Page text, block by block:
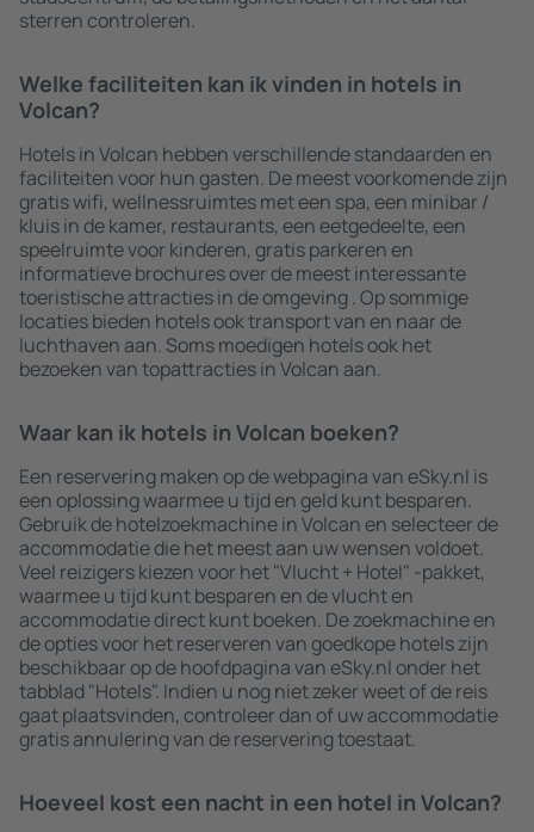
sterren controleren.
Welke faciliteiten kan ik vinden in hotels in
Volcan?
Hotels in Volcan hebben verschillende standaarden en
faciliteiten voor hun gasten. De meest voorkomende zijn
gratis wifi, wellnessruimtes met een spa, een minibar /
kluis in de kamer, restaurants, een eetgedeelte, een
speelruimte voor kinderen, gratis parkeren en
informatieve brochures over de meest interessante
toeristische attracties in de omgeving . Op sommige
locaties bieden hotels ook transport van en naar de
luchthaven aan. Soms moedigen hotels ook het
bezoeken van topattracties in Volcan aan.
Waar kan ik hotels in Volcan boeken?
Een reservering maken op de webpagina van eSky.nl is
een oplossing waarmee u tijd en geld kunt besparen.
Gebruik de hotelzoekmachine in Volcan en selecteer de
accommodatie die het meest aan uw wensen voldoet.
Veel reizigers kiezen voor het "Vlucht + Hotel" -pakket,
waarmee u tijd kunt besparen en de vlucht en
accommodatie direct kunt boeken. De zoekmachine en
de opties voor het reserveren van goedkope hotels zijn
beschikbaar op de hoofdpagina van eSky.nl onder het
tabblad "Hotels". Indien u nog niet zeker weet of de reis
gaat plaatsvinden, controleer dan of uw accommodatie
gratis annulering van de reservering toestaat.
Hoeveel kost een nacht in een hotel in Volcan?